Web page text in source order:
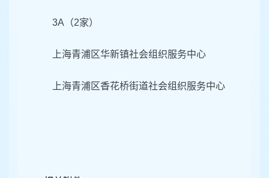
3A（2家）
上海青浦区华新镇社会组织服务中心
上海青浦区香花桥街道社会组织服务中心